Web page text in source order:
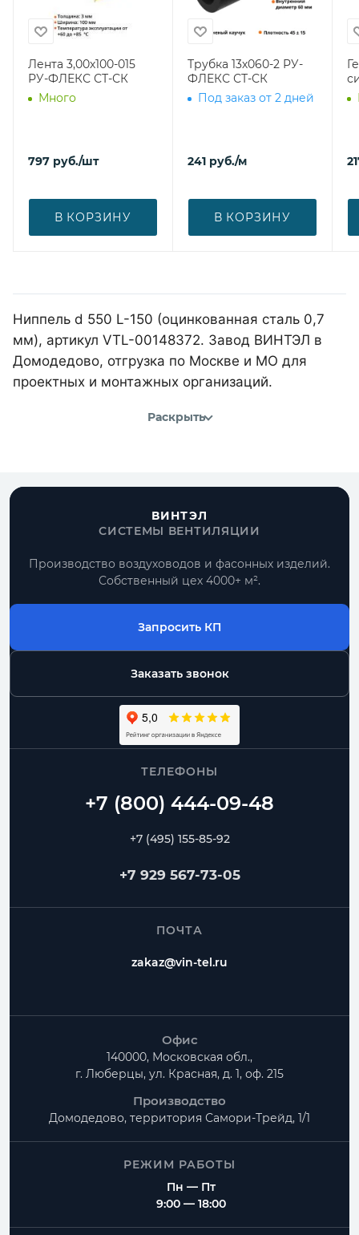
Лента 3,00х100-015
РУ-ФЛЕКС СТ-СК
Много
797 руб./шт
В КОРЗИНУ
Трубка 13х060-2 РУ-
ФЛЕКС СТ-СК
Под заказ от 2 дней
241 руб./м
В КОРЗИНУ
Ниппель d 550 L-150 (оцинкованная сталь 0,7
мм), артикул VTL-00148372. Завод ВИНТЭЛ в
Домодедово, отгрузка по Москве и МО для
проектных и монтажных организаций.
Раскрыть
ВИНТЭЛ
СИСТЕМЫ ВЕНТИЛЯЦИИ
Производство воздуховодов и фасонных изделий.
Собственный цех 4000+ м².
Запросить КП
Заказать звонок
ТЕЛЕФОНЫ
+7 (495) 155-85-92
+7 929 567-73-05
ПОЧТА
zakaz@vin-tel.ru
Офис
140000, Московская обл.,
г. Люберцы, ул. Красная, д. 1, оф. 215
Производство
Домодедово, территория Самори-Трейд, 1/1
РЕЖИМ РАБОТЫ
Пн — Пт
9:00 — 18:00